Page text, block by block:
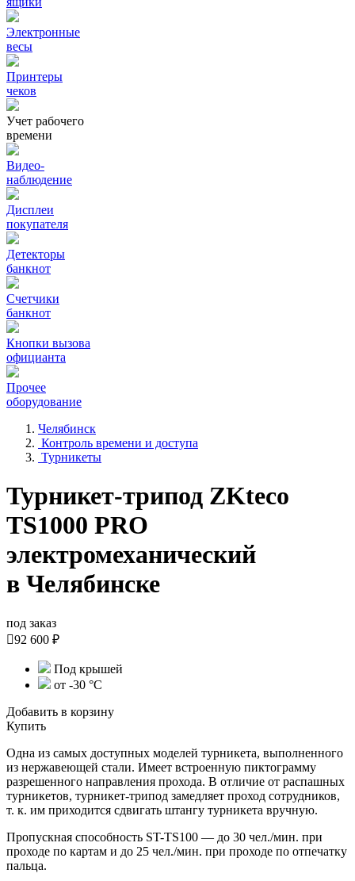
Электронные
весы
Принтеры
чеков
Учет рабочего
времени
Видео‑
наблюдение
Дисплеи
покупателя
Детекторы
банкнот
Счетчики
банкнот
Кнопки вызова
официанта
Прочее
оборудование
Челябинск
Контроль времени и доступа
Турникеты
Турникет-трипод ZKteco
TS1000 PRO
электромеханический
в Челябинске
под заказ
92 600 ₽
Под крышей
от -30 °С
Добавить в корзину
Купить
Одна из самых доступных моделей турникета, выполненного
из нержавеющей стали. Имеет встроенную пиктограмму
разрешенного направления прохода. В отличие от распашных
турникетов, турникет-трипод замедляет проход сотрудников,
т. к. им приходится сдвигать штангу турникета вручную.
Пропускная способность ST-TS100 — до 30 чел./мин. при
проходе по картам и до 25 чел./мин. при проходе по отпечатку
пальца.